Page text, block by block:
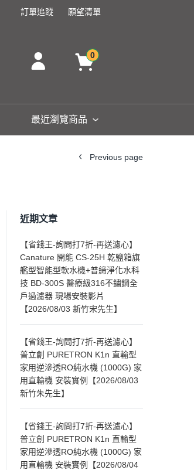
訂單追蹤 願望清單
0
最近瀏覽商品
Previous page
近期文章
【省錢王-詢問打7折-再送濾心】
Canature 開能 CS-25H 乾鹽箱旗
艦型智能型軟水機+普締淨化水科
技 BD-300S 醫療級316不鏽鋼全
戶過濾器 現場安裝影片
【2026/08/03 新竹宋先生】
【省錢王-詢問打7折-再送濾心】
普立創 PURETRON K1n 直輸型
家用逆滲透RO純水機 (1000G) 家
用直輸機 安裝實例【2026/08/03
新竹朱先生】
【省錢王-詢問打7折-再送濾心】
普立創 PURETRON K1n 直輸型
家用逆滲透RO純水機 (1000G) 家
用直輸機 安裝實例【2026/08/04